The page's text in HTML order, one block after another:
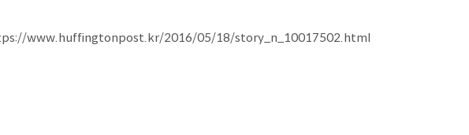
www.huffingtonpost.kr/2016/05/18/story_n_10017502.html